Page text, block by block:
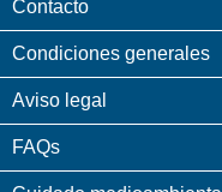
Contacto
Condiciones generales
Aviso legal
FAQs